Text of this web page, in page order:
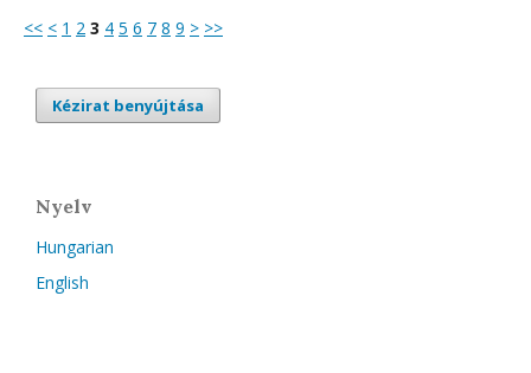
<< < 1 2 3 4 5 6 7 8 9 > >>
Kézirat benyújtása
Nyelv
Hungarian
English